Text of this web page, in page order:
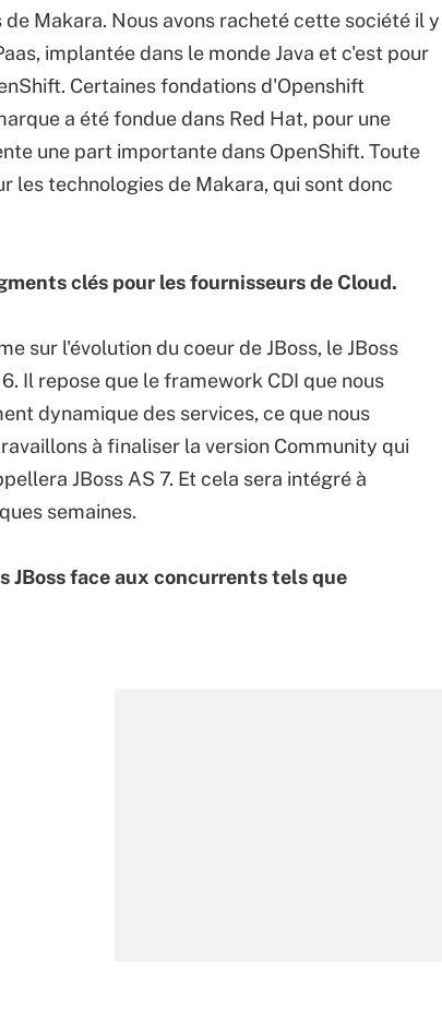
Makara. Nous avons racheté cette société il y
implantée dans le monde Java et c'est pour
Certaines fondations d'Openshift
a été fondue dans Red Hat, pour une
une part importante dans OpenShift. Toute
les technologies de Makara, qui sont donc
clés pour les fournisseurs de Cloud.
sur l'évolution du coeur de JBoss, le JBoss
Il repose que le framework CDI que nous
dynamique des services, ce que nous
à finaliser la version Community qui
JBoss AS 7. Et cela sera intégré à
semaines.
JBoss face aux concurrents tels que